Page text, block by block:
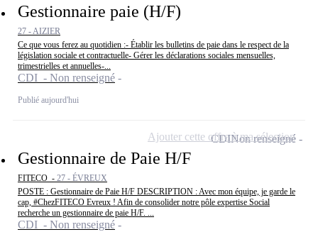
Gestionnaire paie (H/F)
27 - AIZIER
Ce que vous ferez au quotidien :- Établir les bulletins de paie dans le respect de la
législation sociale et contractuelle- Gérer les déclarations sociales mensuelles,
trimestrielles et annuelles-...
CDI - Non renseigné
Publié aujourd'hui
Gestionnaire de Paie H/F
FITECO - 27 - ÉVREUX
POSTE : Gestionnaire de Paie H/F DESCRIPTION : Avec mon équipe, je garde le
cap, #ChezFITECO Evreux ! Afin de consolider notre pôle expertise Social
recherche un gestionnaire de paie H/F. ...
CDI - Non renseigné
CDINon renseigné
Ajouter cette offre à ma sélection